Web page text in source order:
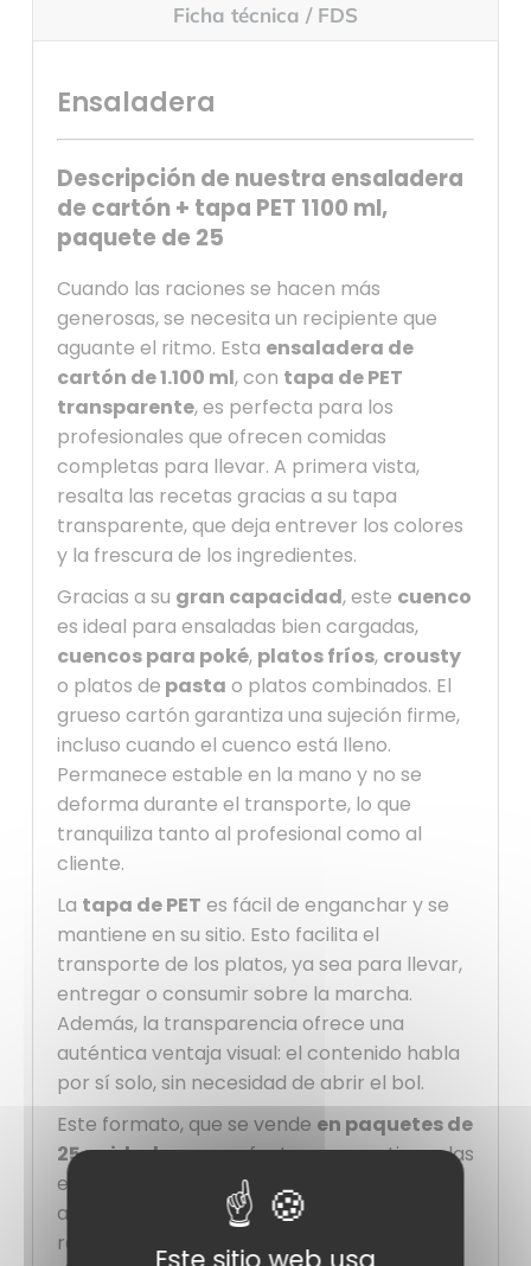
Ficha técnica / FDS
Ensaladera
Descripción de nuestra ensaladera
de cartón + tapa PET 1100 ml,
paquete de 25
Cuando las raciones se hacen más
generosas, se necesita un recipiente que
aguante el ritmo. Esta ensaladera de
cartón de 1.100 ml, con tapa de PET
transparente, es perfecta para los
profesionales que ofrecen comidas
completas para llevar. A primera vista,
resalta las recetas gracias a su tapa
transparente, que deja entrever los colores
y la frescura de los ingredientes.
Gracias a su gran capacidad, este cuenco
es ideal para ensaladas bien cargadas,
cuencos para poké, platos fríos, crousty
o platos de pasta o platos combinados. El
grueso cartón garantiza una sujeción firme,
incluso cuando el cuenco está lleno.
Permanece estable en la mano y no se
deforma durante el transporte, lo que
tranquiliza tanto al profesional como al
cliente.
La tapa de PET es fácil de enganchar y se
mantiene en su sitio. Esto facilita el
transporte de los platos, ya sea para llevar,
entregar o consumir sobre la marcha.
Además, la transparencia ofrece una
auténtica ventaja visual: el contenido habla
por sí solo, sin necesidad de abrir el bol.
Este formato, que se vende en paquetes de
25 unidades, es perfecto para gestionar las
existencias sin ocupar espacio de
almacenamiento. Es ideal para
restaurantes, empresas de catering, bares
Este sitio web usa